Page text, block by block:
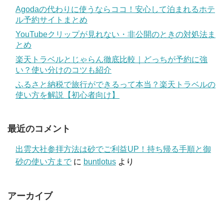
Agodaの代わりに使うならココ！安心して泊まれるホテ
ル予約サイトまとめ
YouTubeクリップが見れない・非公開のときの対処法ま
とめ
楽天トラベルとじゃらん徹底比較｜どっちが予約に強
い？使い分けのコツも紹介
ふるさと納税で旅行ができるって本当？楽天トラベルの
使い方を解説【初心者向け】
最近のコメント
出雲大社参拝方法は砂でご利益UP！持ち帰る手順と御
砂の使い方まで に buntlotus より
アーカイブ